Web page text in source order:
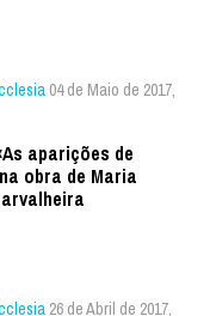
04 de Maio de 2017,
aparições de
obra de Maria
26 de Abril de 2017,